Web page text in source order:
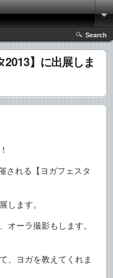
Search
】に出展しま
される【ヨガフェスタ
します。
オーラ撮影もします。
、ヨガを教えてくれま